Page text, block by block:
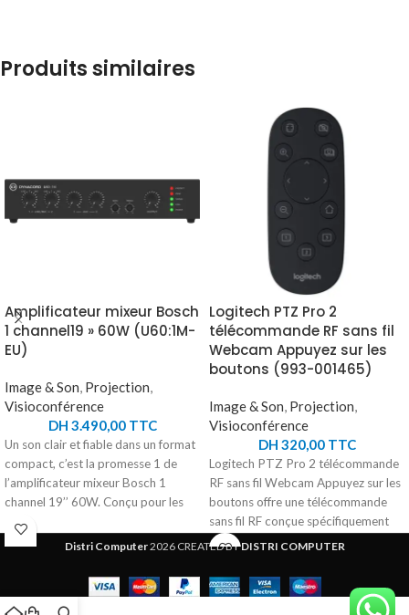
Produits similaires
Amplificateur mixeur Bosch
1 channel19 » 60W (U60:1M-
EU)
Image & Son Projection
Visioconférence
DH 3.490,00TTC
Un son clair et fiable dans un format
compact, c’est la promesse 1 de
l’amplificateur mixeur Bosch 1
channel 19’’ 60W. Conçu pour les
installations petites et moyennes, il
offre une puissance de 60 W avec
V. Ses 4 entrées polyvalentes, dont
2 micro/ligne avec alimentation
Logitech PTZ Pro 2
télécommande RF sans fil
Webcam Appuyez sur les
boutons (993-001465)
Image & Son Projection
Visioconférence
DH 320,00TTC
Logitech PTZ Pro 2 télécommande
RF sans fil Webcam Appuyez sur les
boutons offre une télécommande
sans fil RF conçue spécifiquement
pour les webcams Logitech.
Pro 2, elle garantit une utilisation
fluide et efficace grâce à ses
Distri Computer2026 CREATED BYDISTRI COMPUTER